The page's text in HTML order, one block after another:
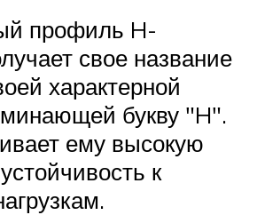
профиль H-
свое название
характерной
букву "H".
ему высокую
к